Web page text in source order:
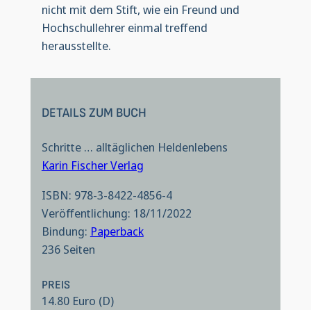
nicht mit dem Stift, wie ein Freund und
Hochschullehrer einmal treffend
herausstellte.
DETAILS ZUM BUCH
Schritte … alltäglichen Heldenlebens
Karin Fischer Verlag
ISBN: 978-3-8422-4856-4
Veröffentlichung: 18/11/2022
Bindung: Paperback
236 Seiten
PREIS
14.80 Euro (D)